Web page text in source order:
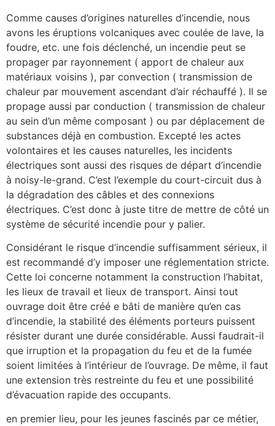
Comme causes d’origines naturelles d’incendie, nous
avons les éruptions volcaniques avec coulée de lave, la
foudre, etc. une fois déclenché, un incendie peut se
propager par rayonnement ( apport de chaleur aux
matériaux voisins ), par convection ( transmission de
chaleur par mouvement ascendant d’air réchauffé ). Il se
propage aussi par conduction ( transmission de chaleur
au sein d’un même composant ) ou par déplacement de
substances déjà en combustion. Excepté les actes
volontaires et les causes naturelles, les incidents
électriques sont aussi des risques de départ d’incendie
à noisy-le-grand. C’est l’exemple du court-circuit dus à
la dégradation des câbles et des connexions
électriques. C’est donc à juste titre de mettre de côté un
système de sécurité incendie pour y palier.
Considérant le risque d’incendie suffisamment sérieux, il
est recommandé d’y imposer une réglementation stricte.
Cette loi concerne notamment la construction l’habitat,
les lieux de travail et lieux de transport. Ainsi tout
ouvrage doit être créé e bâti de manière qu’en cas
d’incendie, la stabilité des éléments porteurs puissent
résister durant une durée considérable. Aussi faudrait-il
que irruption et la propagation du feu et de la fumée
soient limitées à l’intérieur de l’ouvrage. De même, il faut
une extension très restreinte du feu et une possibilité
d’évacuation rapide des occupants.
en premier lieu, pour les jeunes fascinés par ce métier,